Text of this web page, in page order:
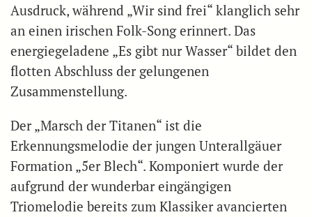
Ausdruck, während „Wir sind frei“ klanglich sehr
an einen irischen Folk-Song erinnert. Das
energiegeladene „Es gibt nur Wasser“ bildet den
flotten Abschluss der gelungenen
Zusammenstellung.
Der „Marsch der Titanen“ ist die
Erkennungsmelodie der jungen Unterallgäuer
Formation „5er Blech“. Komponiert wurde der
aufgrund der wunderbar eingängigen
Triomelodie bereits zum Klassiker avancierten